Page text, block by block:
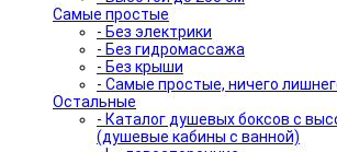
Самые простые
- Без электрики
- Без гидромассажа
- Без крыши
- Самые простые, ничего
Остальные
- Каталог душевых боксов с
(душевые кабины с ванной)